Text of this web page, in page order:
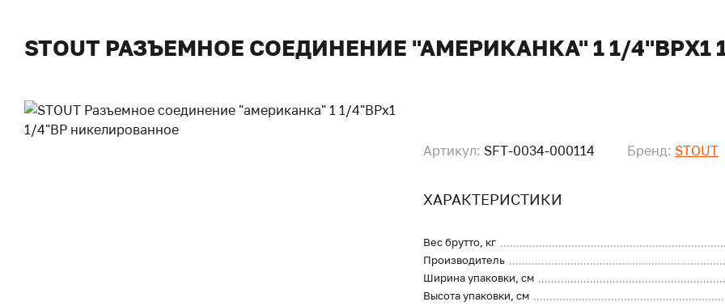
STOUT РАЗЪЕМНОЕ СОЕДИНЕНИЕ "АМЕРИКАНКА" 1 1/
Артикул: SFT-0034-000114 Бренд: STOUT
ХАРАКТЕРИСТИКИ
Вес брутто, кг
Производитель
Ширина упаковки, см
Высота упаковки, см